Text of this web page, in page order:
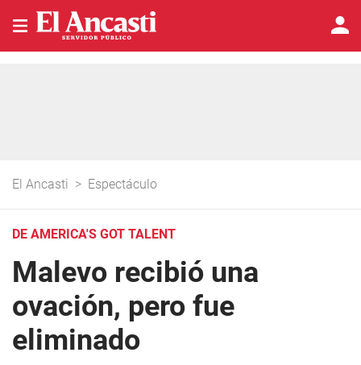
El Ancasti > Espectáculo
DE AMERICA'S GOT TALENT
Malevo recibió una
ovación, pero fue
eliminado